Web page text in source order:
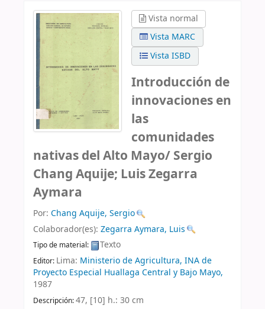
Vista normal
Vista MARC
Vista ISBD
Introducción de
innovaciones en
las
comunidades
nativas del Alto Mayo/Sergio
Chang Aquije; Luis Zegarra
Aymara
Por: Chang Aquije, Sergio
Colaborador(es): Zegarra Aymara, Luis
Tipo de material: Texto
Editor: Lima: Ministerio de Agricultura, INA de
Proyecto Especial Huallaga Central y Bajo Mayo,
1987
Descripción:47, [10] h.: 30 cm